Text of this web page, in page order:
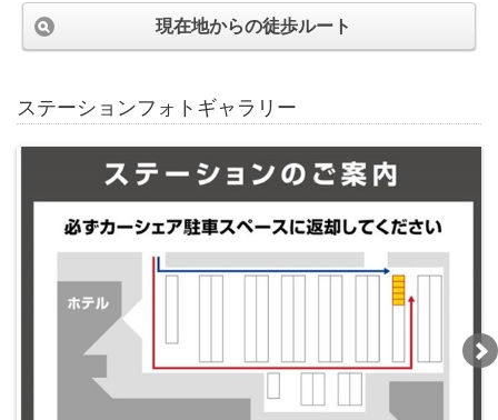
現在地からの徒歩ルート
ステーションフォトギャラリー